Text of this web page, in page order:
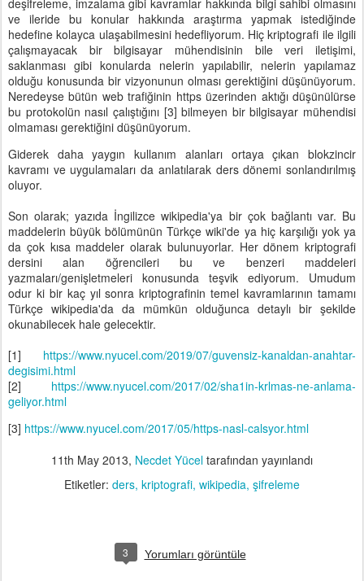
deşifreleme, imzalama gibi kavramlar hakkında bilgi sahibi olmasını
ve ileride bu konular hakkında araştırma yapmak istediğinde
hedefine kolayca ulaşabilmesini hedefliyorum. Hiç kriptografi ile ilgili
çalışmayacak bir bilgisayar mühendisinin bile veri iletişimi,
saklanması gibi konularda nelerin yapılabilir, nelerin yapılamaz
olduğu konusunda bir vizyonunun olması gerektiğini düşünüyorum.
Neredeyse bütün web trafiğinin https üzerinden aktığı düşünülürse
bu protokolün nasıl çalıştığını [3] bilmeyen bir bilgisayar mühendisi
olmaması gerektiğini düşünüyorum.
Giderek daha yaygın kullanım alanları ortaya çıkan blokzincir
kavramı ve uygulamaları da anlatılarak ders dönemi sonlandırılmış
oluyor.
Son olarak; yazıda İngilizce wikipedia'ya bir çok bağlantı var. Bu
maddelerin büyük bölümünün Türkçe wiki'de ya hiç karşılığı yok ya
da çok kısa maddeler olarak bulunuyorlar. Her dönem kriptografi
dersini alan öğrencileri bu ve benzeri maddeleri
yazmaları/genişletmeleri konusunda teşvik ediyorum. Umudum
odur ki bir kaç yıl sonra kriptografinin temel kavramlarının tamamı
Türkçe wikipedia'da da mümkün olduğunca detaylı bir şekilde
okunabilecek hale gelecektir.
[1] https://www.nyucel.com/2019/07/guvensiz-kanaldan-anahtar-
degisimi.html
[2] https://www.nyucel.com/2017/02/sha1in-krlmas-ne-anlama-
geliyor.html
[3] https://www.nyucel.com/2017/05/https-nasl-calsyor.html
11th May 2013, Necdet Yücel tarafından yayınlandı
Etiketler: ders kriptografi wikipedia şifreleme
3 Yorumları görüntüle